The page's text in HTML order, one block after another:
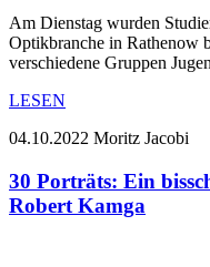
Am Dienstag wurden
Optikbranche in Rathenow
verschiedene Gruppen
LESEN
04.10.2022 Moritz Jacobi
30 Porträts: Ein
Robert Kamga